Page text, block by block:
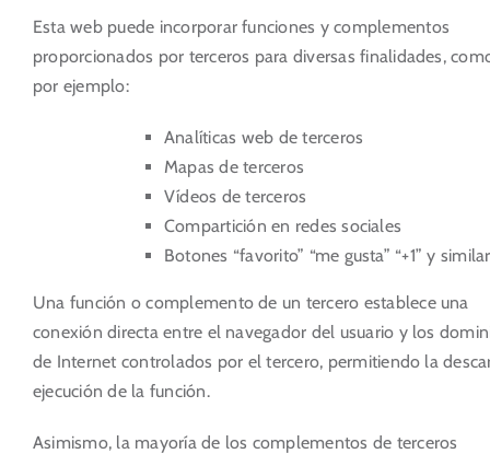
Esta web puede incorporar funciones y complementos
proporcionados por terceros para diversas finalidades,
por ejemplo:
Analíticas web de terceros
Mapas de terceros
Vídeos de terceros
Compartición en redes sociales
Botones “favorito” “me gusta” “+1” y
Una función o complemento de un tercero establece una
conexión directa entre el navegador del usuario y los
de Internet controlados por el tercero, permitiendo la
ejecución de la función.
Asimismo, la mayoría de los complementos de terceros